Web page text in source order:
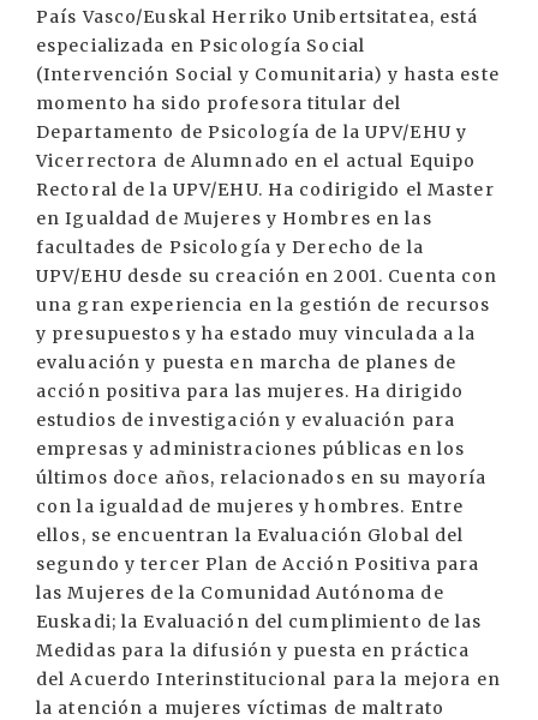
País Vasco/Euskal Herriko Unibertsitatea, está
especializada en Psicología Social
(Intervención Social y Comunitaria) y hasta este
momento ha sido profesora titular del
Departamento de Psicología de la UPV/EHU y
Vicerrectora de Alumnado en el actual Equipo
Rectoral de la UPV/EHU. Ha codirigido el Master
en Igualdad de Mujeres y Hombres en las
facultades de Psicología y Derecho de la
UPV/EHU desde su creación en 2001. Cuenta con
una gran experiencia en la gestión de recursos
y presupuestos y ha estado muy vinculada a la
evaluación y puesta en marcha de planes de
acción positiva para las mujeres. Ha dirigido
estudios de investigación y evaluación para
empresas y administraciones públicas en los
últimos doce años, relacionados en su mayoría
con la igualdad de mujeres y hombres. Entre
ellos, se encuentran la Evaluación Global del
segundo y tercer Plan de Acción Positiva para
las Mujeres de la Comunidad Autónoma de
Euskadi; la Evaluación del cumplimiento de las
Medidas para la difusión y puesta en práctica
del Acuerdo Interinstitucional para la mejora en
la atención a mujeres víctimas de maltrato